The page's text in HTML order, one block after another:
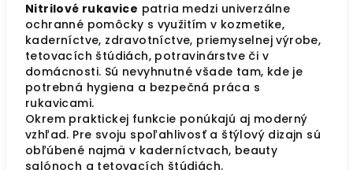
Nitrilové rukavice patria medzi univerzálne
ochranné pomôcky s využitím v kozmetike,
kaderníctve, zdravotníctve, priemyselnej výrobe,
tetovacích štúdiách, potravinárstve či v
domácnosti. Sú nevyhnutné všade tam, kde je
potrebná hygiena a bezpečná práca s
rukavicami.
Okrem praktickej funkcie ponúkajú aj moderný
vzhľad. Pre svoju spoľahlivosť a štýlový dizajn sú
obľúbené najmä v kaderníctvach, beauty
salónoch a tetovacích štúdiách.